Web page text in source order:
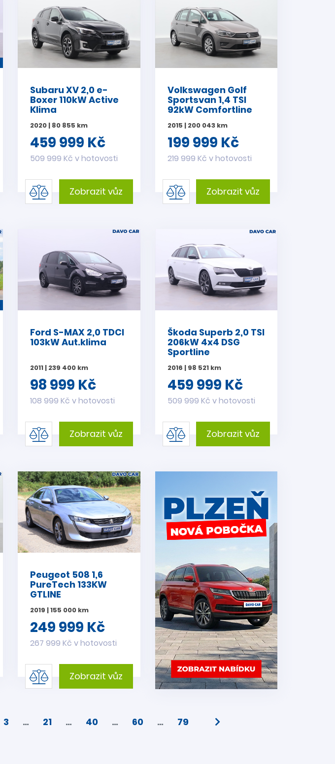
Subaru XV 2,0 e-
Boxer 110kW Active
Klima
2020 | 80 855 km
459 999 Kč
509 999 Kč v hotovosti
Zobrazit vůz
Volkswagen Golf
Sportsvan 1,4 TSI
92kW Comfortline
2015 | 200 043 km
199 999 Kč
219 999 Kč v hotovosti
Zobrazit vůz
Ford S-MAX 2,0 TDCI
103kW Aut.klima
2011 | 239 400 km
98 999 Kč
108 999 Kč v hotovosti
Zobrazit vůz
Škoda Superb 2,0 TSI
206kW 4x4 DSG
Sportline
2016 | 98 521 km
459 999 Kč
509 999 Kč v hotovosti
Zobrazit vůz
Peugeot 508 1,6
PureTech 133KW
GTLINE
2019 | 155 000 km
249 999 Kč
267 999 Kč v hotovosti
Zobrazit vůz
3 … 21 … 40 … 60 … 79